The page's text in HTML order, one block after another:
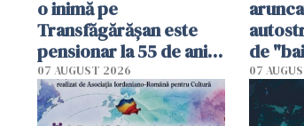
o inimă pe
Transfăgărășan este
pensionar la 55 de ani.
Poliția l-a identificat
07 AUGUST 2026
de
cerut
07